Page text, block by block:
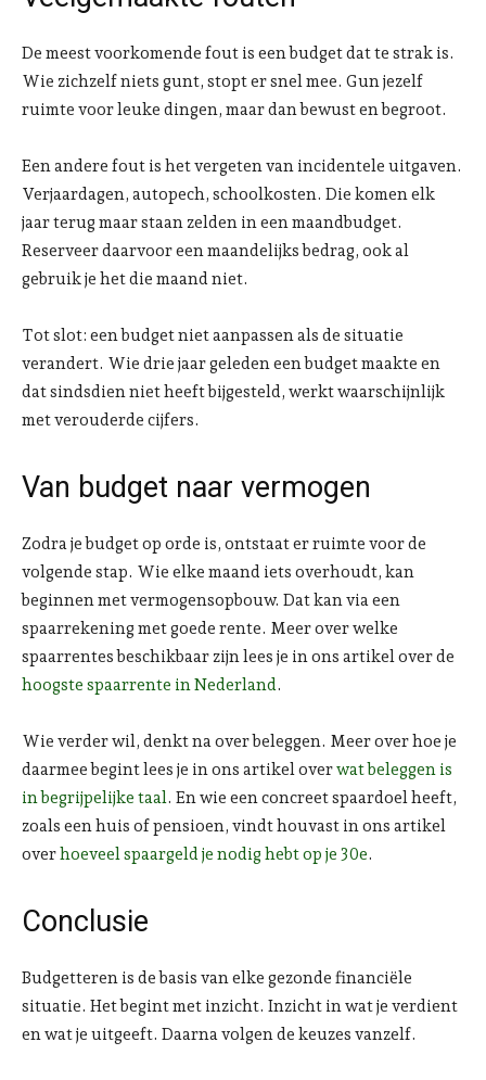
De meest voorkomende fout is een budget dat te strak is.
Wie zichzelf niets gunt, stopt er snel mee. Gun jezelf
ruimte voor leuke dingen, maar dan bewust en begroot.
Een andere fout is het vergeten van incidentele uitgaven.
Verjaardagen, autopech, schoolkosten. Die komen elk
jaar terug maar staan zelden in een maandbudget.
Reserveer daarvoor een maandelijks bedrag, ook al
gebruik je het die maand niet.
Tot slot: een budget niet aanpassen als de situatie
verandert. Wie drie jaar geleden een budget maakte en
dat sindsdien niet heeft bijgesteld, werkt waarschijnlijk
met verouderde cijfers.
Van budget naar vermogen
Zodra je budget op orde is, ontstaat er ruimte voor de
volgende stap. Wie elke maand iets overhoudt, kan
beginnen met vermogensopbouw. Dat kan via een
spaarrekening met goede rente. Meer over welke
spaarrentes beschikbaar zijn lees je in ons artikel over de
hoogste spaarrente in Nederland.
Wie verder wil, denkt na over beleggen. Meer over hoe je
daarmee begint lees je in ons artikel overwat beleggen is
in begrijpelijke taal. En wie een concreet spaardoel heeft,
zoals een huis of pensioen, vindt houvast in ons artikel
overhoeveel spaargeld je nodig hebt op je 30e.
Conclusie
Budgetteren is de basis van elke gezonde financiële
situatie. Het begint met inzicht. Inzicht in wat je verdient
en wat je uitgeeft. Daarna volgen de keuzes vanzelf.